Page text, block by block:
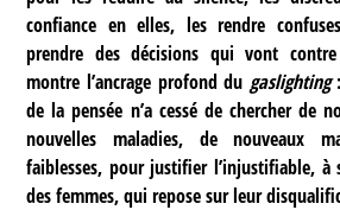
confiance en elles, les rendre
prendre des décisions qui vont
montre l’ancrage profond du gaslighting:
de la pensée n’a cessé de chercher de
nouvelles maladies, de nouveaux
faiblesses, pour justifier l’injustifiable,
des femmes, qui repose sur leur